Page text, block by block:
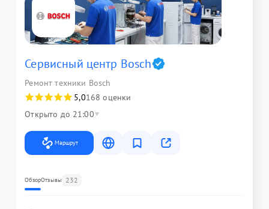
Сервисный центр Bosch
Ремонт техники Bosch
5,0168 оценки
Открыто до 21:00
Маршрут
ОбзорОтзывы 232